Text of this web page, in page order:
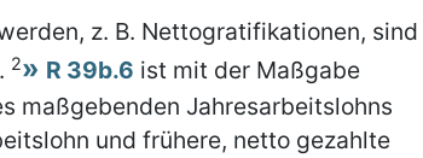
z. B. Nettogratifikationen, sind
2 R 39b.6 ist mit der Maßgabe
maßgebenden Jahresarbeitslohns
und frühere, netto gezahlte